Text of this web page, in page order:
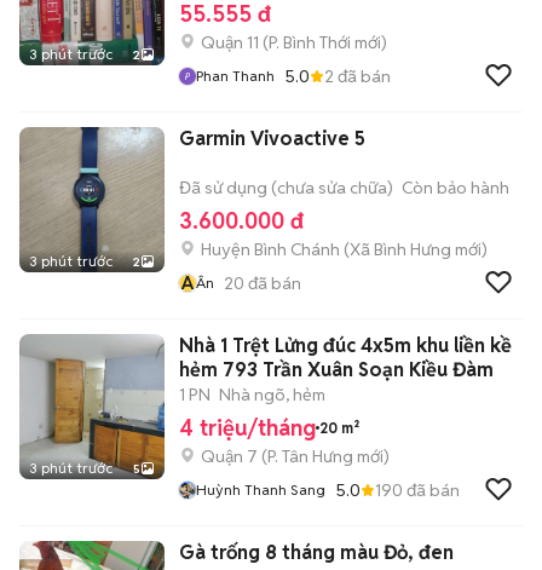
3 phút trước 2
55.555 đ
Quận 11 (P. Bình Thới mới)
Phan Thanh 5.0 2 đã bán
3 phút trước 2
Garmin Vivoactive 5
Đã sử dụng (chưa sửa chữa) Còn bảo hành
3.600.000 đ
Huyện Bình Chánh (Xã Bình Hưng mới)
ÂÂn 20 đã bán
3 phút trước 5
Nhà 1 Trệt Lửng đúc 4x5m khu liền kề
hẻm 793 Trần Xuân Soạn Kiều Đàm
1 PN Nhà ngõ, hẻm
4 triệu/tháng 20 m²
Quận 7 (P. Tân Hưng mới)
Huỳnh Thanh Sang 5.0 190 đã bán
Gà trống 8 tháng màu Đỏ, đen